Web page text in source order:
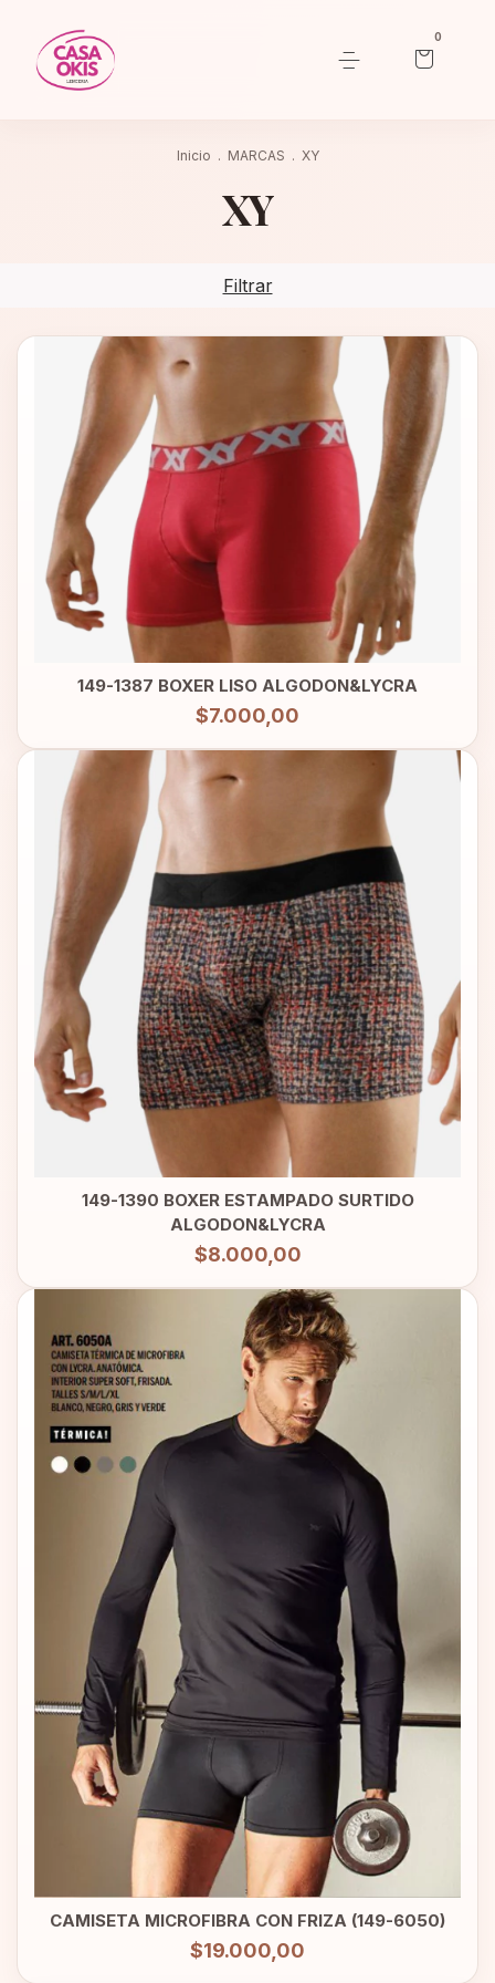
0
Inicio . MARCAS . XY
XY
Filtrar
149-1387 BOXER LISO ALGODON&LYCRA
$7.000,00
149-1390 BOXER ESTAMPADO SURTIDO
ALGODON&LYCRA
$8.000,00
CAMISETA MICROFIBRA CON FRIZA (149-6050)
$19.000,00